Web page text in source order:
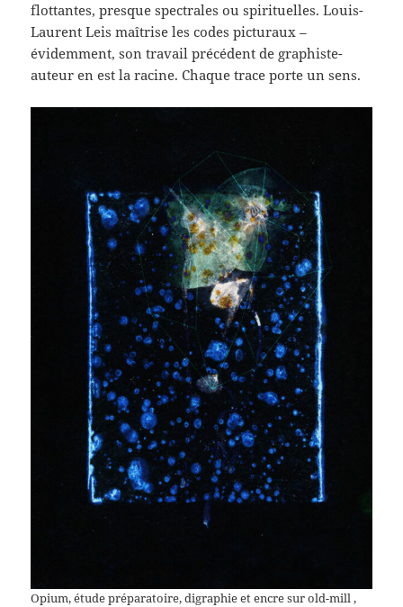
flottantes, presque spectrales ou spirituelles. Louis-
Laurent Leis maîtrise les codes picturaux –
évidemment, son travail précédent de graphiste-
auteur en est la racine. Chaque trace porte un sens.
Opium, étude préparatoire, digraphie et encre sur old-mill ,